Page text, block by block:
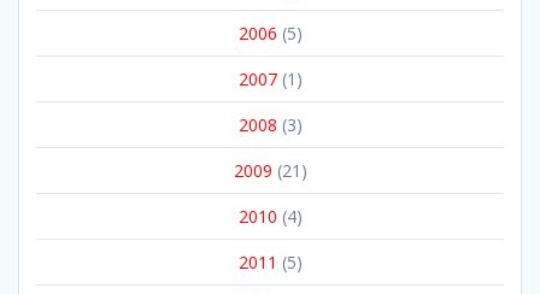
2006 (5)
2007(1)
2008 (3)
2009 (21)
2010 (4)
2011 (5)